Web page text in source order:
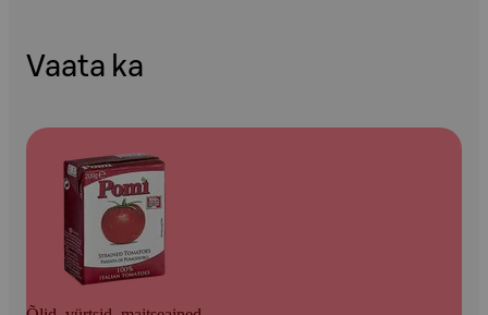
Vaata ka